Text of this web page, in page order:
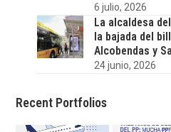
6 julio, 2026
La alcaldesa
la bajada del
Alcobendas y
24 junio, 2026
Recent Portfolios